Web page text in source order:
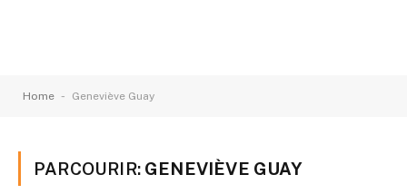
Home - Geneviève Guay
PARCOURIR: GENEVIÈVE GUAY